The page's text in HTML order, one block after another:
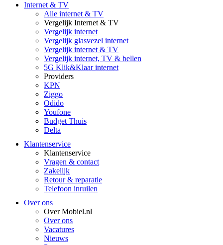
Internet & TV
Alle internet & TV
Vergelijk Internet & TV
Vergelijk internet
Vergelijk glasvezel internet
Vergelijk internet & TV
Vergelijk internet, TV & bellen
5G Klik&Klaar internet
Providers
KPN
Ziggo
Odido
Youfone
Budget Thuis
Delta
Klantenservice
Klantenservice
Vragen & contact
Zakelijk
Retour & reparatie
Telefoon inruilen
Over ons
Over Mobiel.nl
Over ons
Vacatures
Nieuws